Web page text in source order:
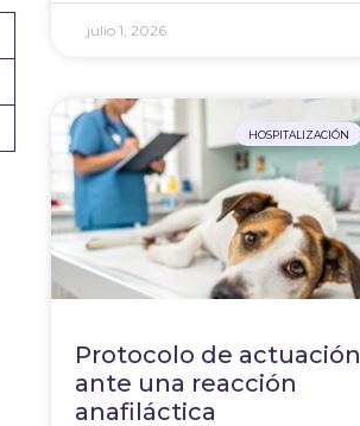
julio 1, 2026
HOSPITALIZACIÓN
Protocolo de actuación
ante una reacción
anafiláctica